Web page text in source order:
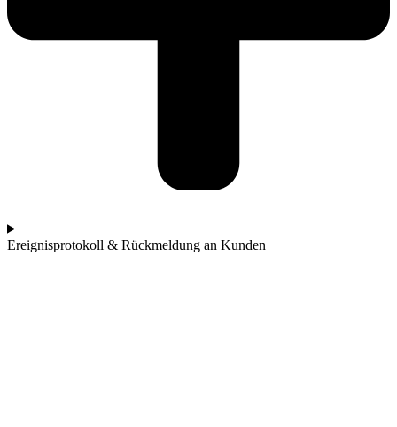
Ereignisprotokoll & Rückmeldung an Kunden